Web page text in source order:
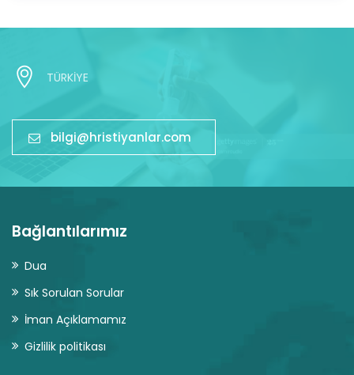
TÜRKİYE
bilgi@hristiyanlar.com
Bağlantılarımız
Dua
Sık Sorulan Sorular
İman Açıklamamız
Gizlilik politikası